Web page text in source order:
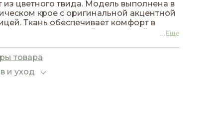
из цветного твида. Модель выполнена в
крое с оригинальной акцентной
Ткань обеспечивает комфорт в
и отличается высокой износостойкостью.
...Еще
товара
и уход